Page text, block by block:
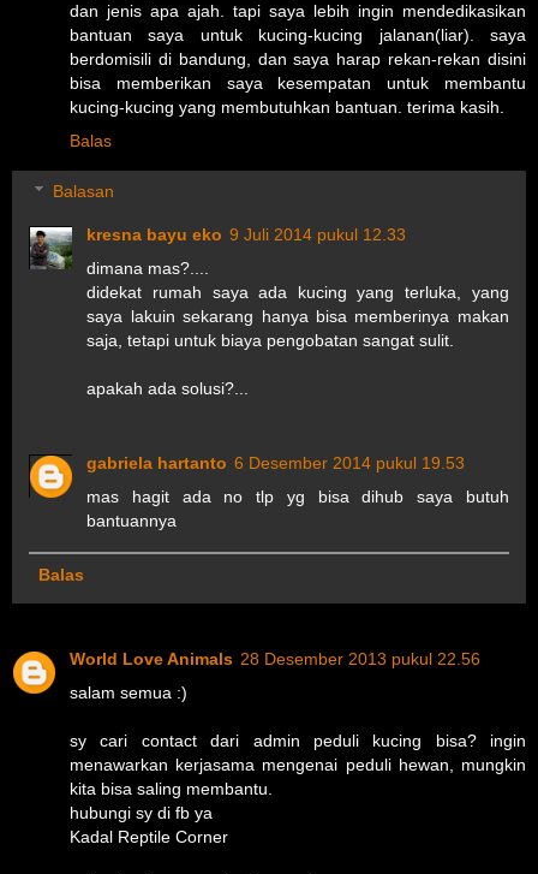
dan jenis apa ajah. tapi saya lebih ingin mendedikasikan
bantuan saya untuk kucing-kucing jalanan(liar). saya
berdomisili di bandung, dan saya harap rekan-rekan disini
bisa memberikan saya kesempatan untuk membantu
kucing-kucing yang membutuhkan bantuan. terima kasih.
Balas
Balasan
kresna bayu eko 9 Juli 2014 pukul 12.33
dimana mas?....
didekat rumah saya ada kucing yang terluka, yang
saya lakuin sekarang hanya bisa memberinya makan
saja, tetapi untuk biaya pengobatan sangat sulit.
apakah ada solusi?...
gabriela hartanto 6 Desember 2014 pukul 19.53
mas hagit ada no tlp yg bisa dihub saya butuh
bantuannya
Balas
World Love Animals 28 Desember 2013 pukul 22.56
salam semua :)
sy cari contact dari admin peduli kucing bisa? ingin
menawarkan kerjasama mengenai peduli hewan, mungkin
kita bisa saling membantu.
hubungi sy di fb ya
Kadal Reptile Corner